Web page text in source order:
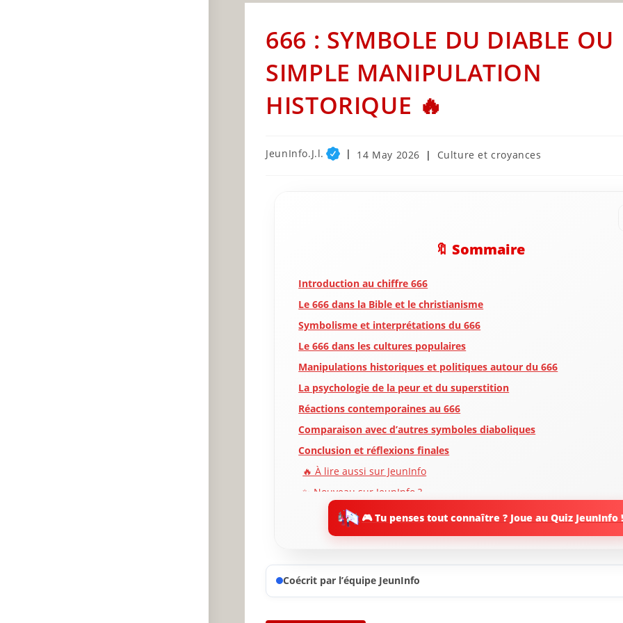
666 : SYMBOLE DU DIABLE OU
SIMPLE MANIPULATION
HISTORIQUE 🔥
Post
JeunInfo.J.l.
Post
14 May 2026
Post
Culture et croyances
🔖 Sommaire
Introduction au chiffre 666
Le 666 dans la Bible et le christianisme
Symbolisme et interprétations du 666
Le 666 dans les cultures populaires
Manipulations historiques et politiques autour du 666
La psychologie de la peur et du superstition
Réactions contemporaines au 666
Comparaison avec d’autres symboles diaboliques
Conclusion et réflexions finales
🔥 À lire aussi sur JeunInfo
✨ Nouveau sur JeunInfo ?
Articles recommandés
Partager l'amour
🎮 Tu penses tout connaître ? Joue au Quiz JeunInfo !
Coécrit par l’équipe JeunInfo